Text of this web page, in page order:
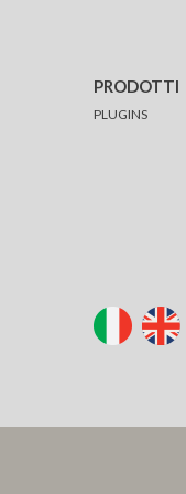
PRODOTTI
PLUGINS